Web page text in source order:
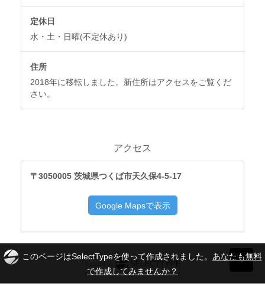
定休日
水・土・日曜(不定休あり)
住所
2018年に移転しました。新住所はアクセスをご覧くだ
さい。
アクセス
〒3050005 茨城県つくば市天久保4-5-17
このページはSelectTypeを使って作成されました。 あなたも無料
で作成してみませんか？